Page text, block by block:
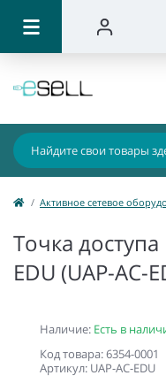
Активное сетевое
Точка
EDU (UAP-AC-
Наличие: Есть в
Код товара: 6354-0001
Артикул: UAP-AC-EDU